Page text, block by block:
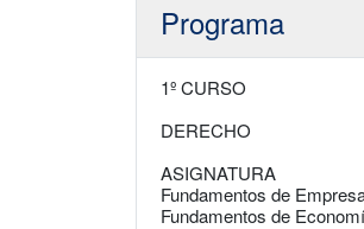
Programa
1º CURSO
DERECHO
ASIGNATURA
Fundamentos de
Fundamentos de